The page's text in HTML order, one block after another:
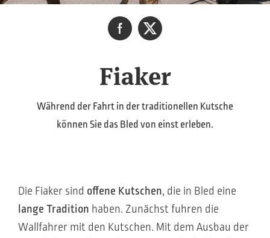
Fiaker
Während der Fahrt in der traditionellen Kutsche
können Sie das Bled von einst erleben.
Die Fiaker sind offene Kutschen, die in Bled eine
lange Tradition haben. Zunächst fuhren die
Wallfahrer mit den Kutschen. Mit dem Ausbau der